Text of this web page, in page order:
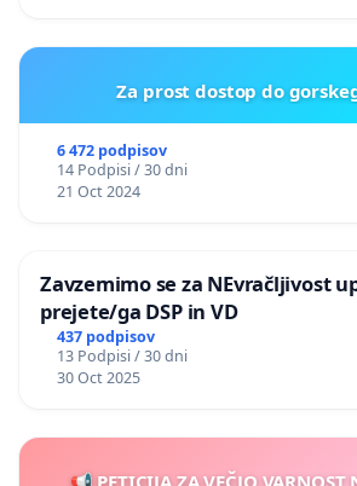
Za prost dostop do
6 472 podpisov
14 Podpisi / 30 dni
21 Oct 2024
Zavzemimo se za NEvračljivost
prejete/ga DSP in VD
437 podpisov
13 Podpisi / 30 dni
30 Oct 2025